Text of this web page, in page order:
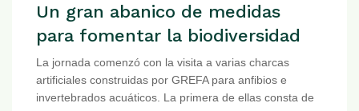
Un gran abanico de medidas
para fomentar la biodiversidad
La jornada comenzó con la visita a varias charcas
artificiales construidas por GREFA para anfibios e
invertebrados acuáticos. La primera de ellas consta de